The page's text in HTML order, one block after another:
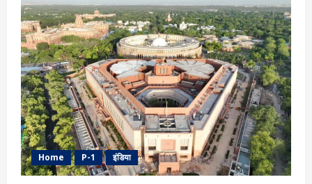
है
राष्ट्रीय
गौरव
अपमान
निवारण
(संशोधन)
विधेयक?
विपक्ष
में
क्यों
है
खलबली
Home P-1 इंडिया